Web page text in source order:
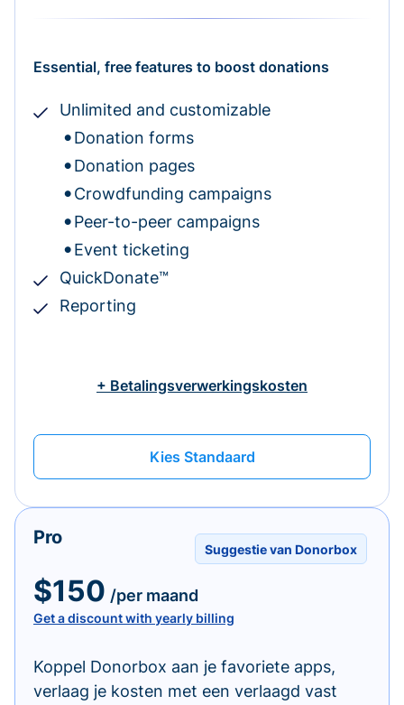
Essential, free features to boost donations
Unlimited and customizable
Donation forms
Donation pages
Crowdfunding campaigns
Peer-to-peer campaigns
Event ticketing
QuickDonate™
Reporting
+ Betalingsverwerkingskosten
Kies Standaard
Suggestie van Donorbox
Pro
$150 /per maand
Get a discount with yearly billing
Koppel Donorbox aan je favoriete apps,
verlaag je kosten met een verlaagd vast